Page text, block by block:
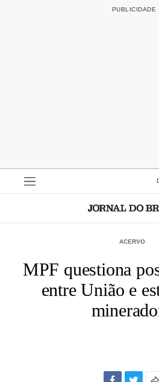
ACERVO
MPF questiona
entre União e